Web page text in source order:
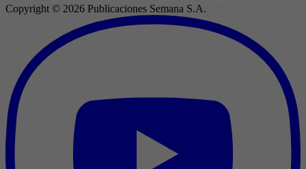
Copyright © 2026 Publicaciones Semana S.A.